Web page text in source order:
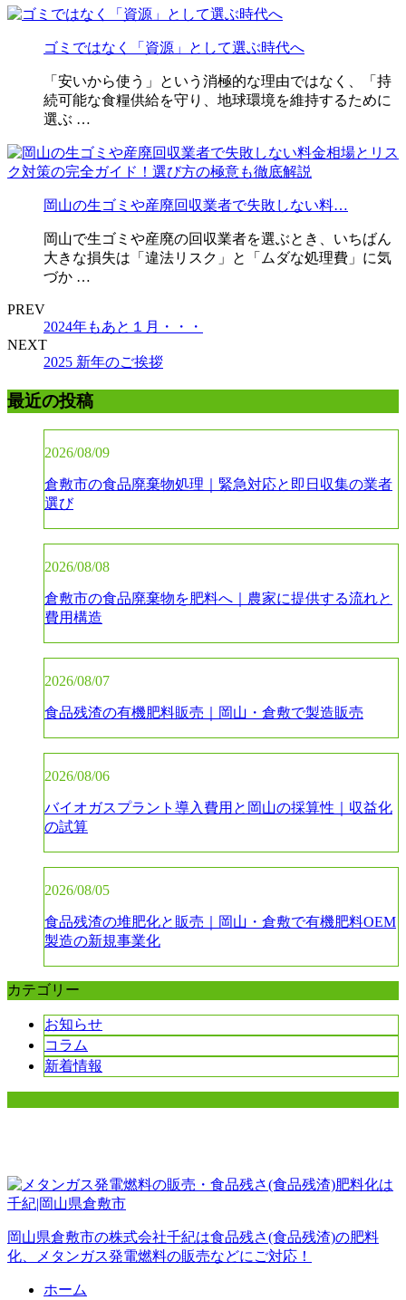
ゴミではなく「資源」として選ぶ時代へ
「安いから使う」という消極的な理由ではなく、「持
続可能な食糧供給を守り、地球環境を維持するために
選ぶ …
岡山の生ゴミや産廃回収業者で失敗しない料…
岡山で生ゴミや産廃の回収業者を選ぶとき、いちばん
大きな損失は「違法リスク」と「ムダな処理費」に気
づか …
PREV
2024年もあと１月・・・
NEXT
2025 新年のご挨拶
最近の投稿
2026/08/09
倉敷市の食品廃棄物処理｜緊急対応と即日収集の業者
選び
2026/08/08
倉敷市の食品廃棄物を肥料へ｜農家に提供する流れと
費用構造
2026/08/07
食品残渣の有機肥料販売｜岡山・倉敷で製造販売
2026/08/06
バイオガスプラント導入費用と岡山の採算性｜収益化
の試算
2026/08/05
食品残渣の堆肥化と販売｜岡山・倉敷で有機肥料OEM
製造の新規事業化
カテゴリー
お知らせ
コラム
新着情報
岡山県倉敷市の株式会社千紀は食品残さ(食品残渣)の肥料
化、メタンガス発電燃料の販売などにご対応！
ホーム